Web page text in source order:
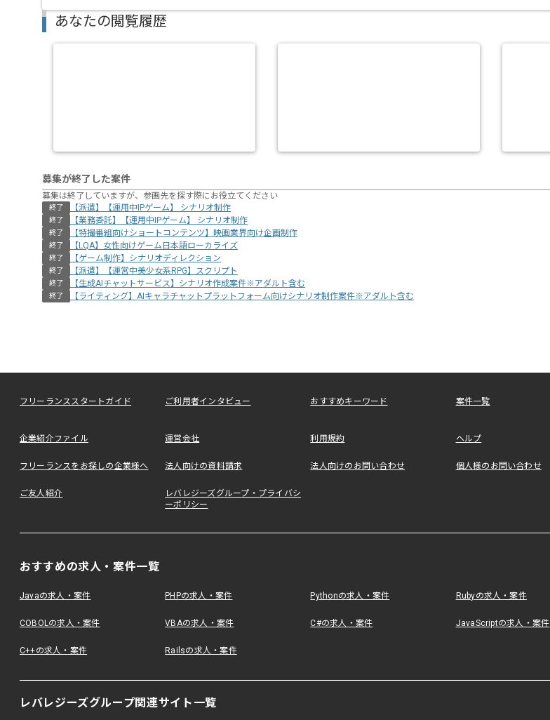
あなたの閲覧履歴
募集が終了した案件
募集は終了していますが、参画先を探す際にお役立てください
終了 【派遣】【運用中IPゲーム】 シナリオ制作
終了 【業務委託】【運用中IPゲーム】 シナリオ制作
終了 【特撮番組向けショートコンテンツ】映画業界向け企画制作
終了 【LQA】女性向けゲーム日本語ローカライズ
終了 【ゲーム制作】シナリオディレクション
終了 【派遣】【運営中美少女系RPG】スクリプト
終了 【生成AIチャットサービス】シナリオ作成案件※アダルト含む
終了 【ライティング】AIキャラチャットプラットフォーム向けシナリオ制作案件※アダルト含む
フリーランススタートガイド ご利用者インタビュー おすすめキーワード 案件一覧
企業紹介ファイル 運営会社 利用規約 ヘルプ
フリーランスをお探しの企業様へ 法人向けの資料請求 法人向けのお問い合わせ 個人様のお問い合わせ
ご友人紹介
レバレジーズグループ・プライバシ
ーポリシー
おすすめの求人・案件一覧
Javaの求人・案件 PHPの求人・案件 Pythonの求人・案件 Rubyの求人・案件
COBOLの求人・案件 VBAの求人・案件 C#の求人・案件 JavaScriptの求人・案件
C++の求人・案件 Railsの求人・案件
レバレジーズグループ関連サイト一覧